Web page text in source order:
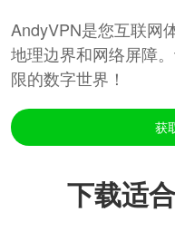
AndyVPN是您互联网
地理边界和网络屏障
限的数字世界！
获
下载适